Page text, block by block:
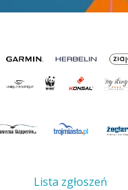
Lista zgłoszeń